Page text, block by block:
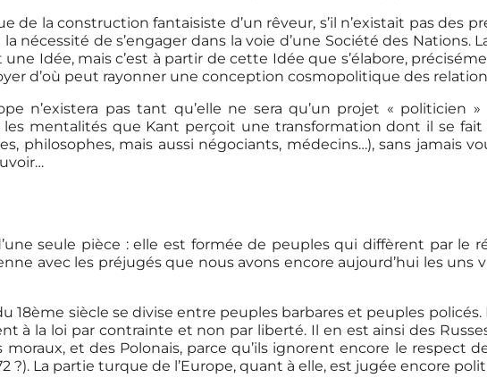
de la construction fantaisiste d’un rêveur, s’il n’existait pas des
nécessité de s’engager dans la voie d’une Société des
une Idée, mais c’est à partir de cette Idée que s’élabore,
d’où peut rayonner une conception cosmopolitique des
n’existera pas tant qu’elle ne sera qu’un projet « politicien
les mentalités que Kant perçoit une transformation dont il se fait
philosophes, mais aussi négociants, médecins…), sans jamais
seule pièce : elle est formée de peuples qui diffèrent par
avec les préjugés que nous avons encore aujourd’hui les uns
18ème siècle se divise entre peuples barbares et peuples policés.
à la loi par contrainte et non par liberté. Il en est ainsi des
et des Polonais, parce qu’ils ignorent encore le respect
?). La partie turque de l’Europe, quant à elle, est jugée encore